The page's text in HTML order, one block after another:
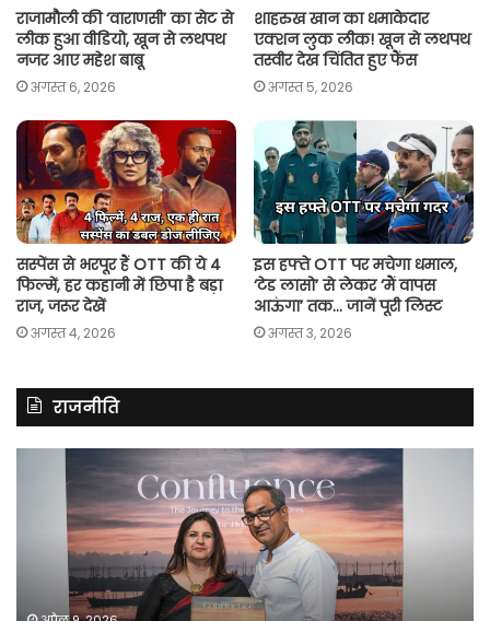
राजामौली की ‘वाराणसी’ का सेट से
लीक हुआ वीडियो, खून से लथपथ
नजर आए महेश बाबू
अगस्त 6, 2026
शाहरुख खान का धमाकेदार
एक्शन लुक लीक! खून से लथपथ
तस्वीर देख चिंतित हुए फैंस
अगस्त 5, 2026
सस्पेंस से भरपूर हैं OTT की ये 4
फिल्में, हर कहानी में छिपा है बड़ा
राज, जरूर देखें
अगस्त 4, 2026
इस हफ्ते OTT पर मचेगा धमाल,
‘टेड लासो’ से लेकर ‘मैं वापस
आऊंगा’ तक… जानें पूरी लिस्ट
अगस्त 3, 2026
राजनीति